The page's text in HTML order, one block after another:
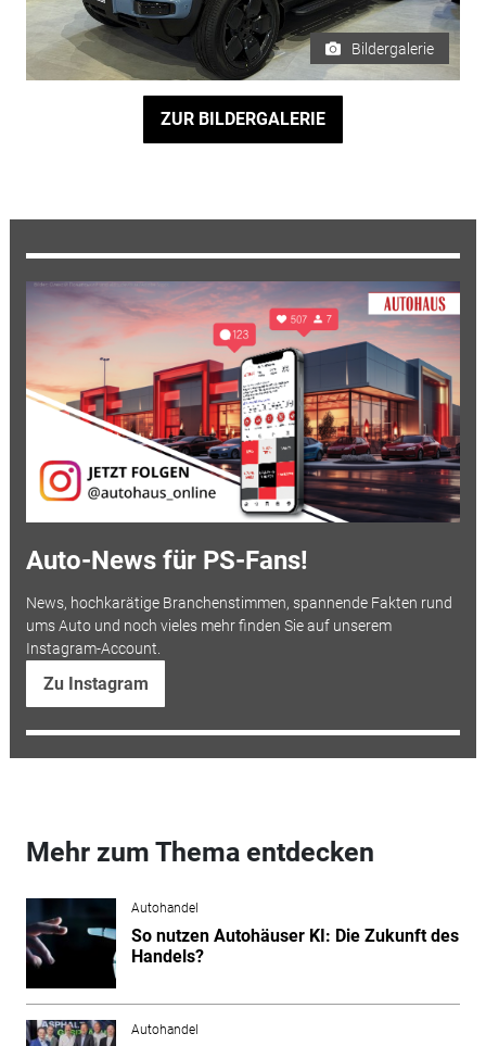
Bildergalerie
ZUR BILDERGALERIE
Auto-News für PS-Fans!
News, hochkarätige Branchenstimmen, spannende Fakten rund
ums Auto und noch vieles mehr finden Sie auf unserem
Instagram-Account.
Zu Instagram
Mehr zum Thema entdecken
Autohandel
So nutzen Autohäuser KI: Die Zukunft des
Handels?
Autohandel